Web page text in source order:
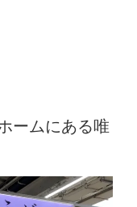
ームにある唯